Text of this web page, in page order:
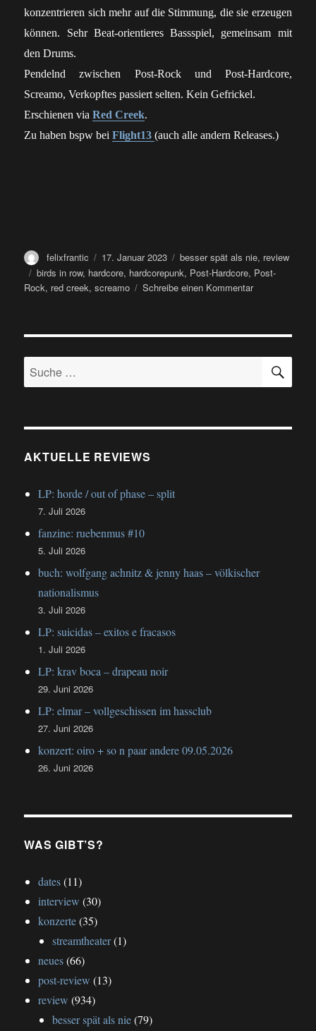
konzentrieren sich mehr auf die Stimmung, die sie erzeugen
können. Sehr Beat-orientieres Bassspiel, gemeinsam mit
den Drums.
Pendelnd zwischen Post-Rock und Post-Hardcore,
Screamo, Verkopftes passiert selten. Kein Gefrickel.
Erschienen viaRed Creek.
Zu haben bspw beiFlight13 (auch alle andern Releases.)
Autor
felixfrantic
Veröffentlicht
am
17. Januar 2023 Kategorien
besser spät als nie, review
Schlagwörter
birds in row, hardcore, hardcorepunk, Post-Hardcore, Post-
Rock, red creek,screamo Schreibe einen Kommentarzu
in
–
klein
Suche
nach:
AKTUELLE REVIEWS
LP: horde / out of phase – split
7. Juli 2026
fanzine: ruebenmus #10
5. Juli 2026
buch: wolfgang achnitz & jenny haas – völkischer
nationalismus
3. Juli 2026
LP: suicidas – exitos e fracasos
1. Juli 2026
LP: krav boca – drapeau noir
29. Juni 2026
LP: elmar – vollgeschissen im hassclub
27. Juni 2026
konzert: oiro + so n paar andere 09.05.2026
26. Juni 2026
WAS GIBT’S?
dates(11)
interview (30)
konzerte(35)
streamtheater(1)
neues(66)
post-review (13)
review (934)
besser spät als nie(79)